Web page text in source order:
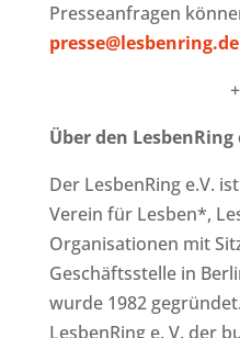
Presseanfragen
presse@lesbenring.de
Über den LesbenRing
Der LesbenRing e.V.
Verein für Lesben*,
Organisationen mit
Geschäftsstelle in
wurde 1982
LesbenRing e. V. der